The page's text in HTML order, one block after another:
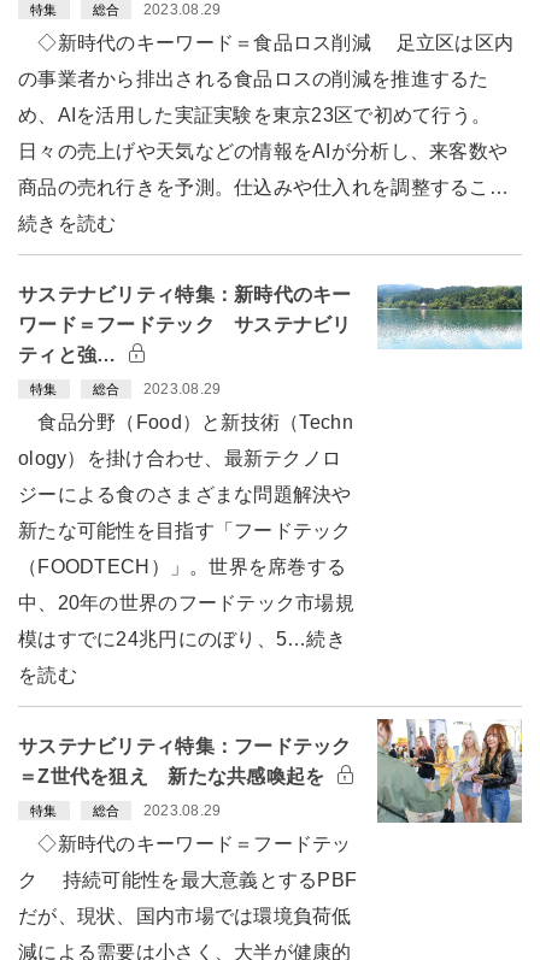
特集 総合 2023.08.29
◇新時代のキーワード＝食品ロス削減 足立区は区内
の事業者から排出される食品ロスの削減を推進するた
め、AIを活用した実証実験を東京23区で初めて行う。
日々の売上げや天気などの情報をAIが分析し、来客数や
商品の売れ行きを予測。仕込みや仕入れを調整するこ…
続きを読む
サステナビリティ特集：新時代のキー
ワード＝フードテック サステナビリ
ティと強…
特集 総合 2023.08.29
食品分野（Food）と新技術（Techn
ology）を掛け合わせ、最新テクノロ
ジーによる食のさまざまな問題解決や
新たな可能性を目指す「フードテック
（FOODTECH）」。世界を席巻する
中、20年の世界のフードテック市場規
模はすでに24兆円にのぼり、5…続き
を読む
サステナビリティ特集：フードテック
＝Z世代を狙え 新たな共感喚起を
特集 総合 2023.08.29
◇新時代のキーワード＝フードテッ
ク 持続可能性を最大意義とするPBF
だが、現状、国内市場では環境負荷低
減による需要は小さく、大半が健康的